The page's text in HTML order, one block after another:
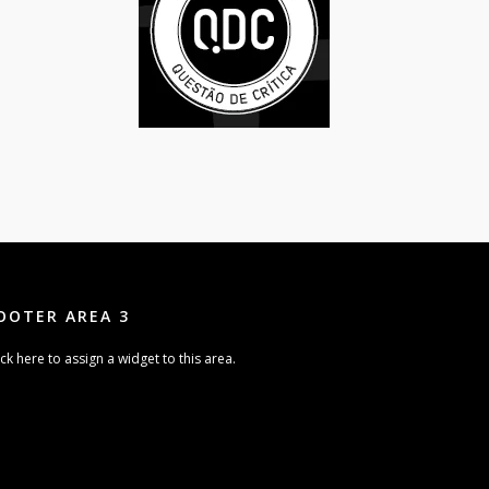
AREA 3
here to assign a widget to this area.